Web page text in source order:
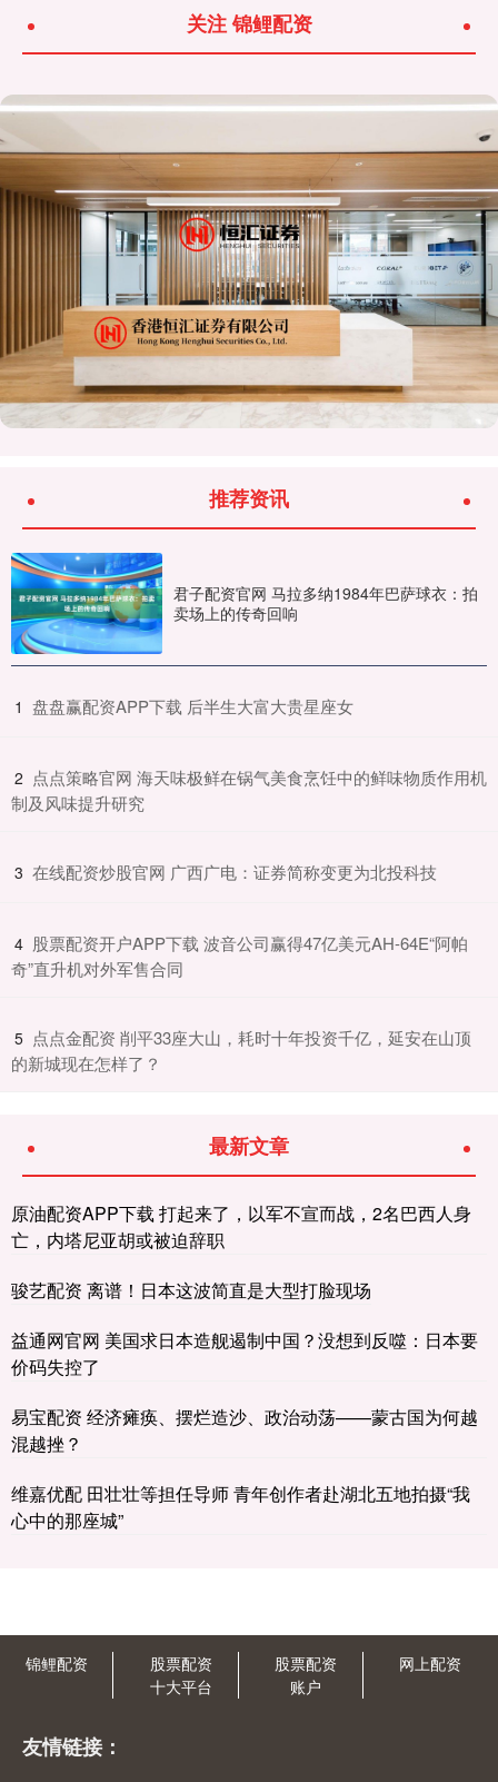
关注 锦鲤配资
推荐资讯
君子配资官网 马拉多纳1984年巴萨球衣：拍
卖场上的传奇回响
1 ​盘盘赢配资APP下载 后半生大富大贵星座女
2 ​点点策略官网 海天味极鲜在锅气美食烹饪中的鲜味物质作用机
制及风味提升研究
3 ​在线配资炒股官网 广西广电：证券简称变更为北投科技
4 ​股票配资开户APP下载 波音公司赢得47亿美元AH-64E“阿帕
奇”直升机对外军售合同
5 ​点点金配资 削平33座大山，耗时十年投资千亿，延安在山顶
的新城现在怎样了？
最新文章
原油配资APP下载 打起来了，以军不宣而战，2名巴西人身
亡，内塔尼亚胡或被迫辞职
骏艺配资 离谱！日本这波简直是大型打脸现场
益通网官网 美国求日本造舰遏制中国？没想到反噬：日本要
价码失控了
易宝配资 经济瘫痪、摆烂造沙、政治动荡——蒙古国为何越
混越挫？
维嘉优配 田壮壮等担任导师 青年创作者赴湖北五地拍摄“我
心中的那座城”
锦鲤配资
股票配资
十大平台
股票配资
账户
网上配资
友情链接：